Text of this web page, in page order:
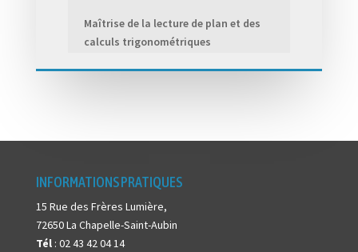
Maîtrise de la lecture de plan et des
calculs trigonométriques
INFORMATIONS PRATIQUES
15 Rue des Frères Lumière,
72650 La Chapelle-Saint-Aubin
Tél: 02 43 42 04 14